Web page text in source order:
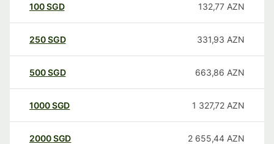
100SGD 132,77 AZN
250SGD 331,93 AZN
500SGD 663,86 AZN
1000SGD 1 327,72 AZN
2000SGD 2 655,44 AZN